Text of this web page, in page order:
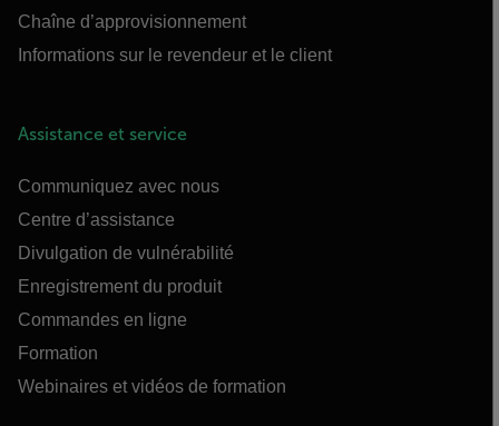
Chaîne d’approvisionnement
Informations sur le revendeur et le client
Assistance et service
Communiquez avec nous
Centre d’assistance
Divulgation de vulnérabilité
Enregistrement du produit
Commandes en ligne
Formation
Webinaires et vidéos de formation